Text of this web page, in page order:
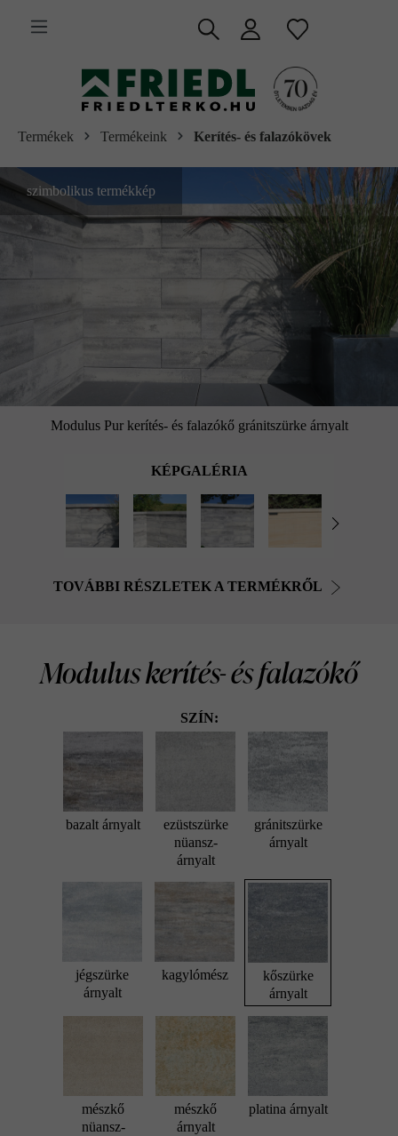
tartalomra
Termékek Termékeink Kerítés- és falazókövek
Modulus Pur kerítés- és falazókő gránitszürke árnyalt
szimbolikus termékkép
KÉPGALÉRIA
TOVÁBBI RÉSZLETEK A TERMÉKRŐL
Modulus kerítés- és falazókő
SZÍN:
bazalt árnyalt
ezüstszürke
nüansz-
árnyalt
gránitszürke
árnyalt
jégszürke
árnyalt
kagylómész
kőszürke
árnyalt
mészkő
nüansz-
mészkő
árnyalt
platina árnyalt